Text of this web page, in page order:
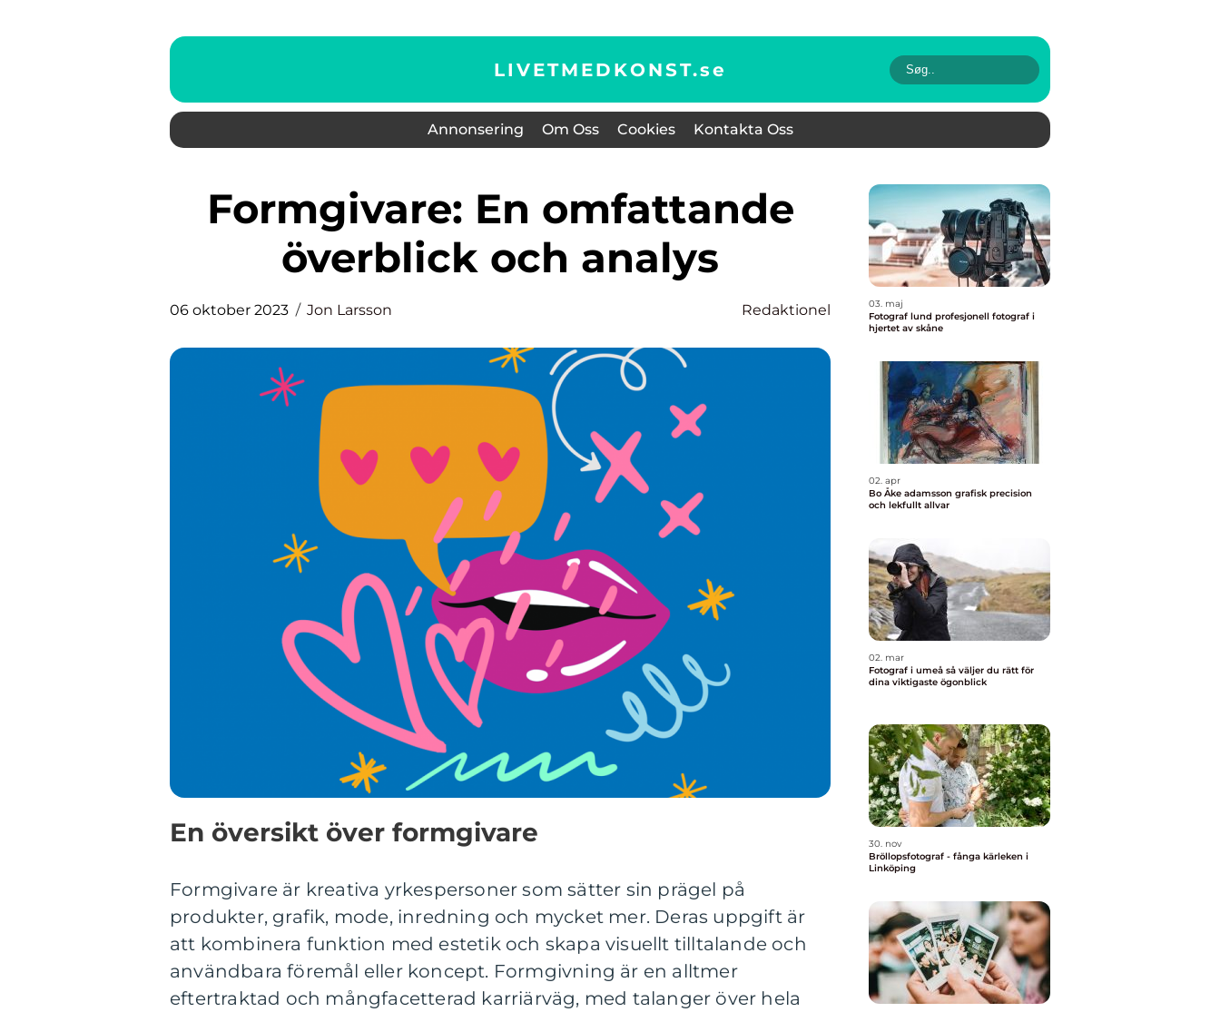
LIVETMEDKONST.se
Annonsering Om Oss Cookies Kontakta Oss
Formgivare: En omfattande
överblick och analys
06 oktober 2023 Jon Larsson Redaktionel
En översikt över formgivare
Formgivare är kreativa yrkespersoner som sätter sin prägel på
produkter, grafik, mode, inredning och mycket mer. Deras uppgift är
att kombinera funktion med estetik och skapa visuellt tilltalande och
användbara föremål eller koncept. Formgivning är en alltmer
eftertraktad och mångfacetterad karriärväg, med talanger över hela
03. maj
Fotograf lund profesjonell fotograf i
hjertet av skåne
02. apr
Bo Åke adamsson grafisk precision
och lekfullt allvar
02. mar
Fotograf i umeå så väljer du rätt för
dina viktigaste ögonblick
30. nov
Bröllopsfotograf - fånga kärleken i
Linköping